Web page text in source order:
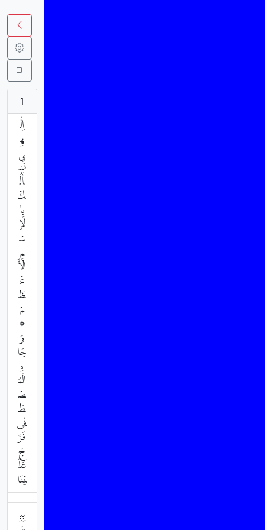
1
اِلٰ
هِ
ى
نَسْ
أَلُ
كْ
بِا
لْإِ
سْ
مِ
الْأَ
عْ
ظَ
مْ
۞
وَ
جَا
هِ
الْمُ
صْ
طَ
فٰى
فَرَّ
جْ
عَلَ
يْنَا
بِبِ